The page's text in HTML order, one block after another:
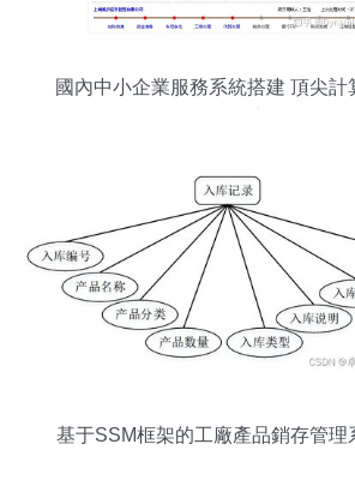
國內中小企業服務系統搭建 頂尖計
基于SSM框架的工廠產品銷存管理